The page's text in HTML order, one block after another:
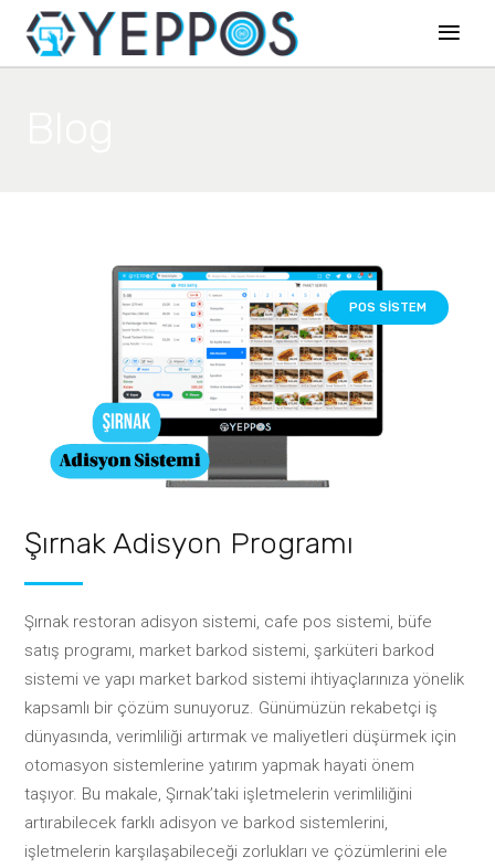
POS SISTEM
Şırnak Adisyon Programı
Şırnak restoran adisyon sistemi, cafe pos sistemi, büfe
satış programı, market barkod sistemi, şarküteri barkod
sistemi ve yapı market barkod sistemi ihtiyaçlarınıza yönelik
kapsamlı bir çözüm sunuyoruz. Günümüzün rekabetçi iş
dünyasında, verimliliği artırmak ve maliyetleri düşürmek için
otomasyon sistemlerine yatırım yapmak hayati önem
taşıyor. Bu makale, Şırnak’taki işletmelerin verimliliğini
artırabilecek farklı adisyon ve barkod sistemlerini,
işletmelerin karşılaşabileceği zorlukları ve çözümlerini ele